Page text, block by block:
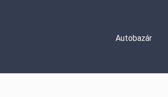
Autobazár